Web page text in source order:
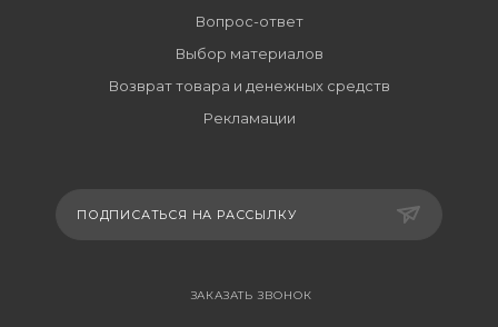
Вопрос-ответ
Выбор материалов
Возврат товара и денежных средств
Рекламации
ПОДПИСАТЬСЯ НА РАССЫЛКУ
ЗАКАЗАТЬ ЗВОНОК